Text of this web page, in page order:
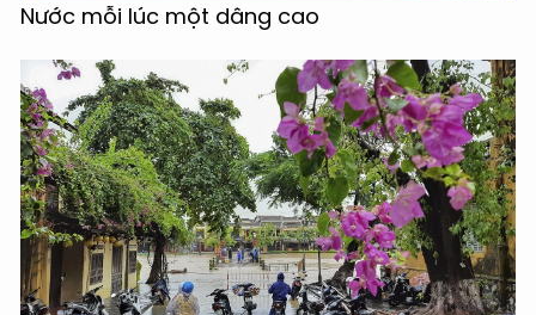
Nước mỗi lúc một dâng cao